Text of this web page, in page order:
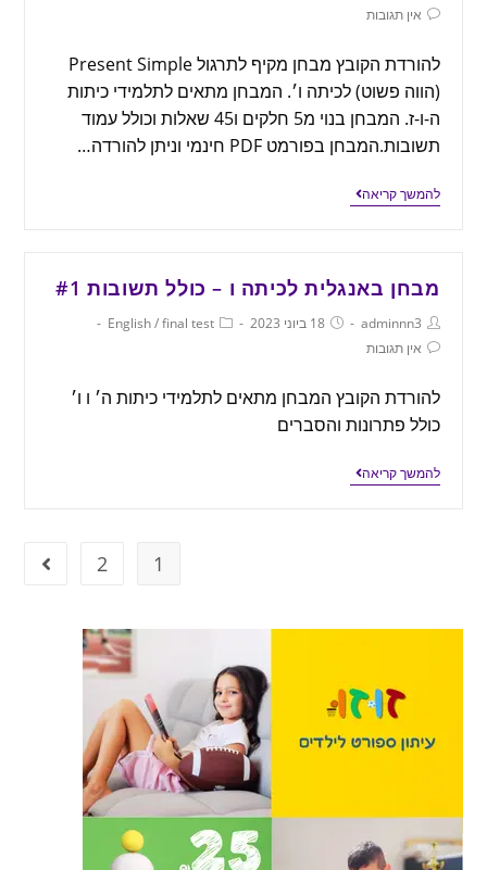
אין תגובות
להורדת הקובץ מבחן מקיף לתרגול Present Simple
(הווה פשוט) לכיתה ו׳. המבחן מתאים לתלמידי כיתות
ה-ו-ז. המבחן בנוי מ5 חלקים ו45 שאלות וכולל עמוד
תשובות.המבחן בפורמט PDF חינמי וניתן להורדה…
להמשך קריאה
מבחן באנגלית לכיתה ו – כולל תשובות #1
adminnn3 18 ביוני 2023 English / final test
אין תגובות
להורדת הקובץ המבחן מתאים לתלמידי כיתות ה׳ ו ו׳
כולל פתרונות והסברים
להמשך קריאה
1
2